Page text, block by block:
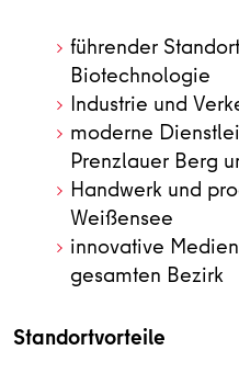
führender
Biotechnologie
Industrie und
moderne
Prenzlauer Berg
Handwerk und
Weißensee
innovative
gesamten Bezirk
Standortvorteile